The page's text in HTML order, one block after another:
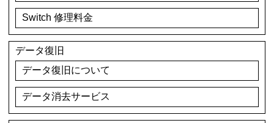
Switch 修理料金
データ復旧
データ復旧について
データ消去サービス